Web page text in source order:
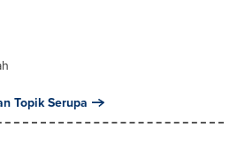
Topik Serupa